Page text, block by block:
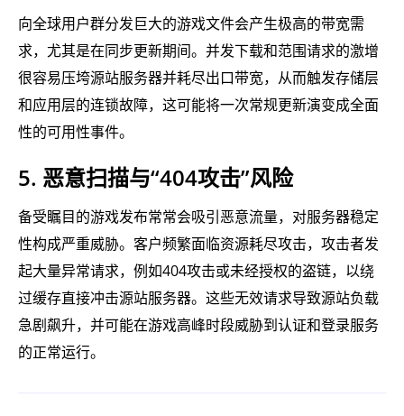
向全球用户群分发巨大的游戏文件会产生极高的带宽需
求，尤其是在同步更新期间。并发下载和范围请求的激增
很容易压垮源站服务器并耗尽出口带宽，从而触发存储层
和应用层的连锁故障，这可能将一次常规更新演变成全面
性的可用性事件。
5. 恶意扫描与“404攻击”风险
备受瞩目的游戏发布常常会吸引恶意流量，对服务器稳定
性构成严重威胁。客户频繁面临资源耗尽攻击，攻击者发
起大量异常请求，例如404攻击或未经授权的盗链，以绕
过缓存直接冲击源站服务器。这些无效请求导致源站负载
急剧飙升，并可能在游戏高峰时段威胁到认证和登录服务
的正常运行。